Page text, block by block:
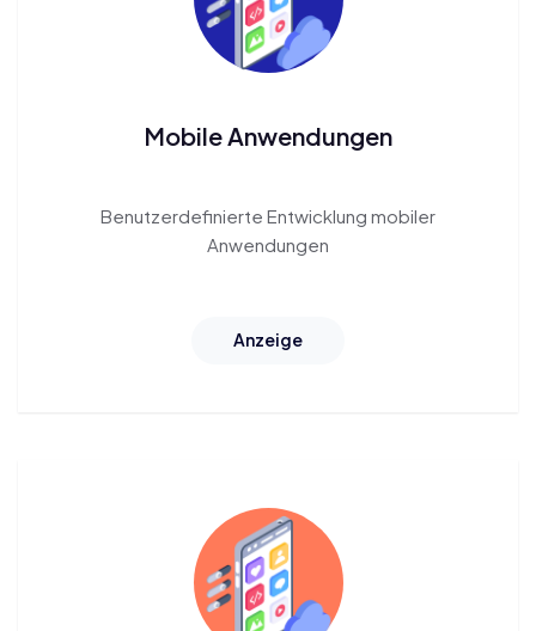
Mobile Anwendungen
Benutzerdefinierte Entwicklung mobiler
Anwendungen
Anzeige